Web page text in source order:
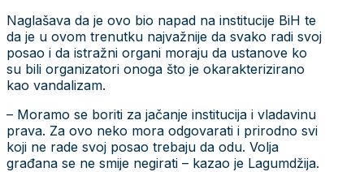
Naglašava da je ovo bio napad na institucije BiH te
da je u ovom trenutku najvažnije da svako radi svoj
posao i da istražni organi moraju da ustanove ko
su bili organizatori onoga što je okarakterizirano
kao vandalizam.
– Moramo se boriti za jačanje institucija i vladavinu
prava. Za ovo neko mora odgovarati i prirodno svi
koji ne rade svoj posao trebaju da odu. Volja
građana se ne smije negirati – kazao je Lagumdžija.